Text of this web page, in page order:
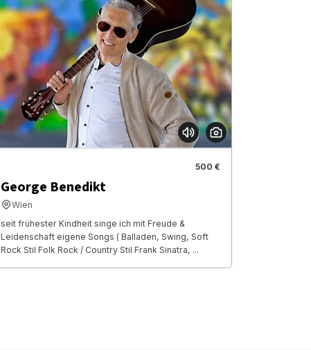
500 €
George Benedikt
Wien
seit frühester Kindheit singe ich mit Freude &
Leidenschaft eigene Songs ( Balladen, Swing, Soft
Rock Stil Folk Rock / Country Stil Frank Sinatra, ...